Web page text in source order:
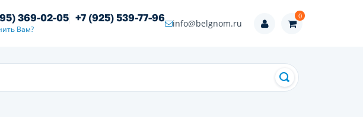
369-02-05 +7 (925) 539-77-96
Вам?
info@belgnom.ru
0